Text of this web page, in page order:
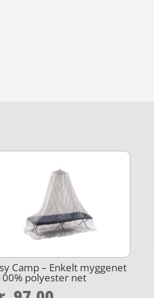
Camp – Enkelt myggenet
polyester net